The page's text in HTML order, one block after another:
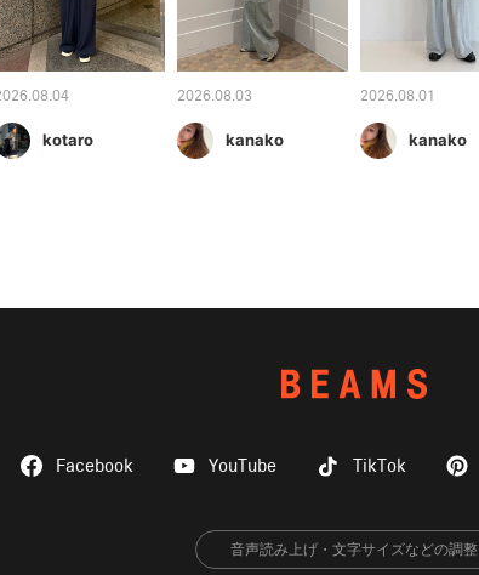
kotaro
2026.08.03
kanako
2026.08.01
kanako
Facebook YouTube TikTok
音声読み上げ・文字サイズなどの調整